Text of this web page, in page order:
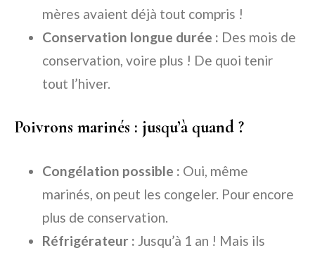
mères avaient déjà tout compris !
Conservation longue durée : Des mois de
conservation, voire plus ! De quoi tenir
tout l’hiver.
Poivrons marinés : jusqu’à quand ?
Congélation possible : Oui, même
marinés, on peut les congeler. Pour encore
plus de conservation.
Réfrigérateur : Jusqu’à 1 an ! Mais ils